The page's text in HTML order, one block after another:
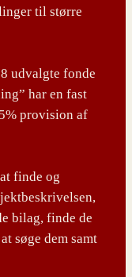
til større
udvalgte fonde
har en fast
provision af
finde og
bilag, finde de
søge dem samt